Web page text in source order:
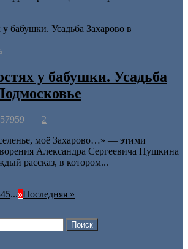
у бабушки. Усадьба
2
моё Захарово…» — этими
Александра Сергеевича Пушкина
рассказ, в котором...
45...»Последняя »